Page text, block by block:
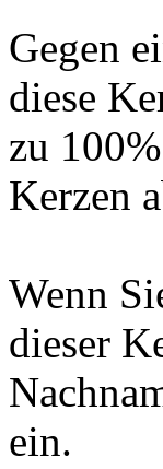
Gegen
diese
zu
Kerzen
Wenn
dieser
ein.